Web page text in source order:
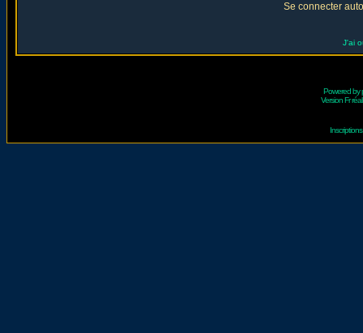
Se connecter
J'ai
Powered by
Version Fr